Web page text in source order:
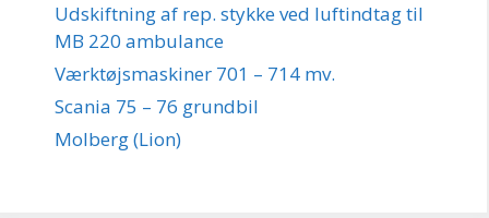
Udskiftning af rep. stykke ved luftindtag til
MB 220 ambulance
Værktøjsmaskiner 701 – 714 mv.
Scania 75 – 76 grundbil
Molberg (Lion)